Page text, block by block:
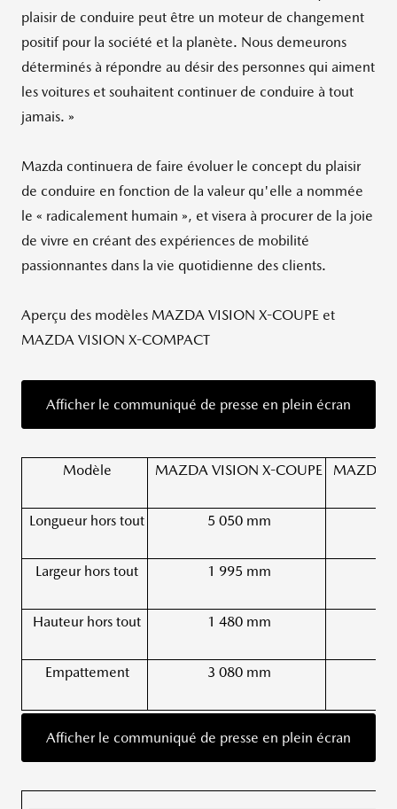
plaisir de conduire peut être un moteur de changement
positif pour la société et la planète. Nous demeurons
déterminés à répondre au désir des personnes qui aiment
les voitures et souhaitent continuer de conduire à tout
jamais. »
Mazda continuera de faire évoluer le concept du plaisir
de conduire en fonction de la valeur qu'elle a nommée
le « radicalement humain », et visera à procurer de la joie
de vivre en créant des expériences de mobilité
passionnantes dans la vie quotidienne des clients.
Aperçu des modèles MAZDA VISION X-COUPE et
MAZDA VISION X-COMPACT
Afficher le communiqué de presse en plein écran
Modèle MAZDA VISION X-COUPE MAZDA
Longueur hors tout 5 050 mm
Largeur hors tout 1 995 mm
Hauteur hors tout 1 480 mm
Empattement 3 080 mm
Afficher le communiqué de presse en plein écran